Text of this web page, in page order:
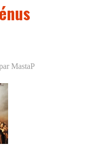
MastaP